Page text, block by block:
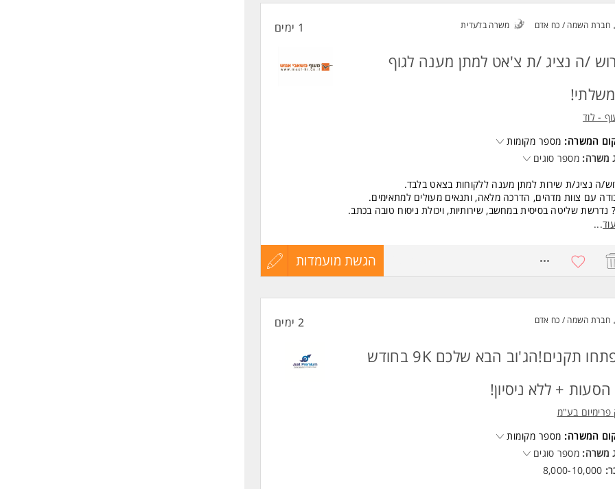
כולל התפקיד?
מענה טלפוני ומידע לזוכים המאושרים בפרויקטים.
קבועה לימי שני בשעות המבוקשות.
מיועדת לנשים ולגברים כאחד.
משרות ומידע על אשד משאבי ניהול והנדסה בע"מ >
חברת השמה / כח אדם משרה בלעדית 1 ימים
/ה נציג /ת צ'אט למתן מענה לגוף
- לוד
המשרה: מספר מקומות
משרה: מספר סוגים
ה נציג/ת שירות למתן מענה ללקוחות בצאט בלבד.
עם צוות מדהים, הדרכה מלאה, ותנאים מעולים למתאימים.
נדרשת שליטה בסיסית במחשב, שירותיות, ויכולת ניסוח טובה בכתב.
את/ה תקשורתי/ת, אנרגטי/ת ואוהב/ת לעזור - מקומך איתנו!
עוד...
הגשת מועמדות
עדכון
חברת השמה / כח אדם 2 ימים
נפתחו תקנים!הג'וב הבא שלכם 9K בחודש
+ ללא ניסיון!
פרימיום בע"מ
המשרה: מספר מקומות
משרה: מספר סוגים
8,000-10,000